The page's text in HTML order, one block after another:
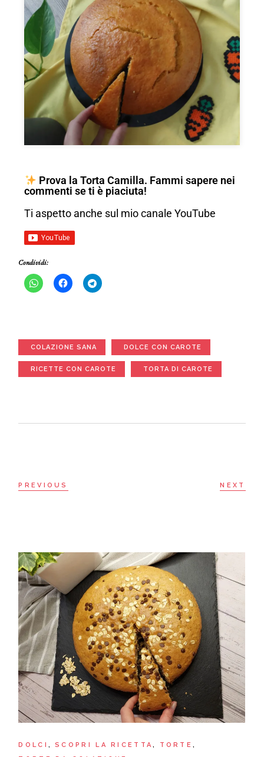
Prova la Torta Camilla. Fammi sapere nei
commenti se ti è piaciuta!
Ti aspetto anche sul mio canale YouTube
Condividi:
COLAZIONE SANA DOLCE CON CAROTE
RICETTE CON CAROTE TORTA DI CAROTE
PREVIOUS NEXT
DOLCI SCOPRI LA RICETTA
TORTE